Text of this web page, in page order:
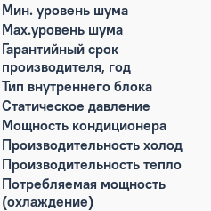
Мин. уровень шума
Max.уровень шума
Гарантийный срок
производителя, год
Тип внутреннего блока
Статическое давление
Мощность кондиционера
Производительность холод
Производительность тепло
Потребляемая мощность
(охлаждение)